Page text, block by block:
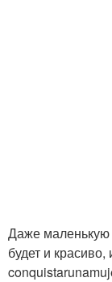
Даже маленькую
будет и